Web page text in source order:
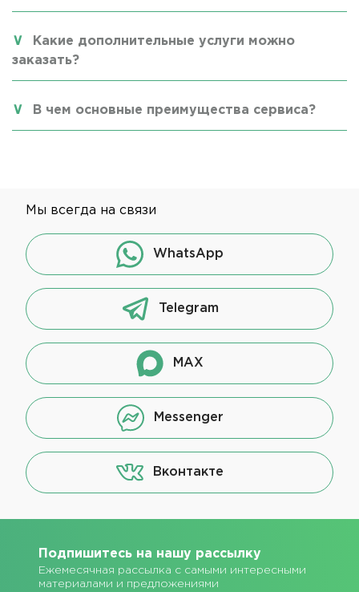
Какие дополнительные услуги можно
заказать?
В чем основные преимущества сервиса?
Мы всегда на связи
WhatsApp
Telegram
MAX
Messenger
Вконтакте
Подпишитесь на нашу рассылку
Ежемесячная рассылка с самыми интересными
материалами и предложениями